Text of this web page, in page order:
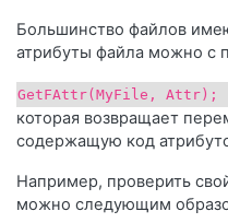
Большинство файлов
атрибуты файла можно с
GetFAttr(MyFile, Attr);
которая возвращает
содержащую код
Например, проверить
можно следующим